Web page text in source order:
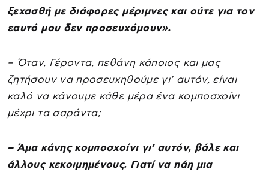
ξεχασθή με διάφορες μέριμνες και ούτε για τον
εαυτό μου δεν προσευχόμουν».
– Όταν, Γέροντα, πεθάνη κάποιος και μας
ζητήσουν να προσευχηθούμε γι’ αυτόν, είναι
καλό να κάνουμε κάθε μέρα ένα κομποσχοίνι
μέχρι τα σαράντα;
– Άμα κάνης κομποσχοίνι γι’ αυτόν, βάλε και
άλλους κεκοιμημένους. Γιατί να πάη μια